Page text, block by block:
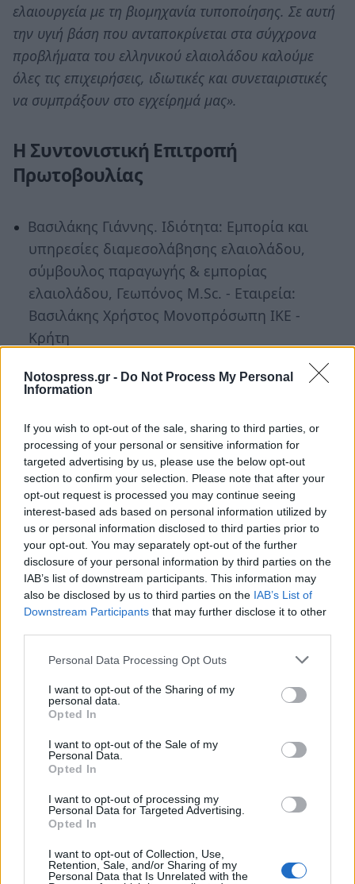
Notospress.gr - Do Not Process My Personal
Information
If you wish to opt-out of the sale, sharing to third parties, or
processing of your personal or sensitive information for
targeted advertising by us, please use the below opt-out
section to confirm your selection. Please note that after your
opt-out request is processed you may continue seeing
interest-based ads based on personal information utilized by
us or personal information disclosed to third parties prior to
your opt-out. You may separately opt-out of the further
disclosure of your personal information by third parties on the
IAB’s list of downstream participants. This information may
also be disclosed by us to third parties on the IAB’s List of
Downstream Participants that may further disclose it to other
Personal Data Processing Opt Outs
I want to opt-out of the Sharing of my
personal data.
Opted In
I want to opt-out of the Sale of my
Personal Data.
Opted In
I want to opt-out of processing my
Personal Data for Targeted Advertising.
Opted In
I want to opt-out of Collection, Use,
Retention, Sale, and/or Sharing of my
Personal Data that Is Unrelated with the
ελαιουργεία με τη βιομηχανία τυποποίησης. Σε αυτή
την υγιή βάση που ανταποκρίνεται στα σύγχρονα
προβλήματα του ελληνικού ελαιολάδου καλούμε
όλες τις επιχειρήσεις, ιδιωτικές και συνεταιριστικές
να συμπράξουν στο εγχείρημά μας».
Η Συντονιστική Επιτροπή
Πρωτοβουλίας
Βασιλάκης Γιάννης. Ιδιότητα: Εμπορία και
υπηρεσίες διαμεσολάβησης ελαιολάδου,
σύμβουλος παραγωγής & εμπορίας
ελαιολάδου, Γεωπόνος M.Sc. - Εταιρεία:
Βασιλάκης Χρήστος Μονοπρόσωπη ΙΚΕ -
Κρήτη
Τεχνολόγος γεωπόνος, υπεύθυνος
Maxouli Α.Ε. - Λακωνία
Βοστάνης Στέφανος. Ιδιότητα:
Διαχειριστής Κατσακούλης Α.Ε.- Μέλος
Πάνελ ΕΛΓΟ ΔΗΜΗΤΡΑ Λέσβου, Εμπορία &
τυποποίηση ελαιολάδου - Εταιρεία:
Κατσακούλης Α.Ε. - Λέσβος
Κυριακοπούλου Γεωργία. Ιδιότητα:
Εμπορία & υπηρεσίες διαμεσολάβησης
ελαιολάδου - Εταιρεία: Hellas Oil Α.Ε. -
Νικολαράκης Γιώργος. Ιδιότητα:
Παραγωγή, εμπορία & τυποποίηση
ελαιολάδου - Εταιρεία: ΕΛΑΣΙΟΝ Α.Ε. -
Λασίθι
Σελλάς Γιάννης. Ιδιότητα: Παραγωγή,
Εταιρεία: Sellas Olive House - Κόρινθος
Σταυρακάκης Μίνως. Ιδιότητα: Εμπορία
ελαιολάδου - Εταιρεία: Ίανθος Α.Ε. -